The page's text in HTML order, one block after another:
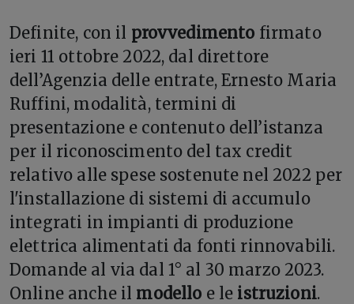
Definite, con il provvedimento firmato
ieri 11 ottobre 2022, dal direttore
dell’Agenzia delle entrate, Ernesto Maria
Ruffini, modalità, termini di
presentazione e contenuto dell’istanza
per il riconoscimento del tax credit
relativo alle spese sostenute nel 2022 per
l'installazione di sistemi di accumulo
integrati in impianti di produzione
elettrica alimentati da fonti rinnovabili.
Domande al via dal 1° al 30 marzo 2023.
Online anche il modello e le istruzioni.